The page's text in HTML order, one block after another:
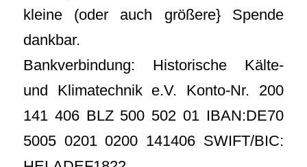
kleine (oder auch größere} Spende
dankbar.
Bankverbindung: Historische Kälte-
und Klimatechnik e.V. Konto-Nr. 200
141 406 BLZ 500 502 01 IBAN:DE70
5005 0201 0200 141406 SWIFT/BIC: